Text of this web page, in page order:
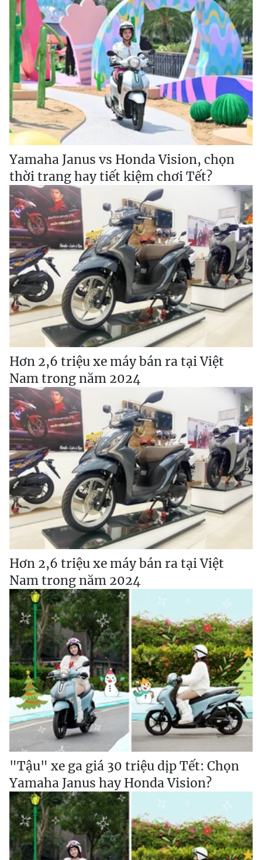
Yamaha Janus vs Honda Vision, chọn
thời trang hay tiết kiệm chơi Tết?
Hơn 2,6 triệu xe máy bán ra tại Việt
Nam trong năm 2024
Hơn 2,6 triệu xe máy bán ra tại Việt
Nam trong năm 2024
"Tậu" xe ga giá 30 triệu dịp Tết: Chọn
Yamaha Janus hay Honda Vision?